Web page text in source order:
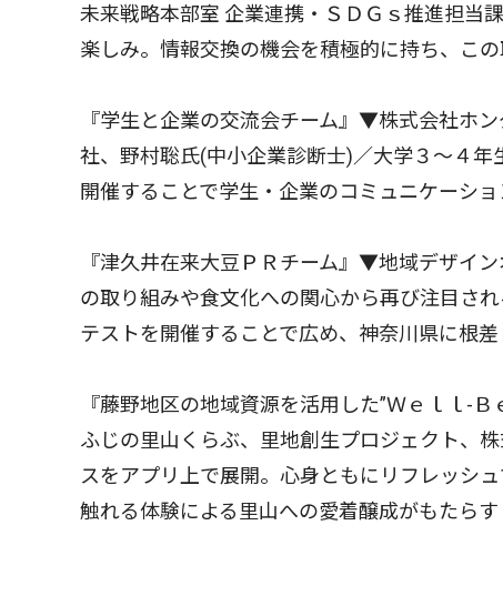
未来戦略本部室 企業連携・ＳＤＧｓ推進担当
楽しみ。情報交換の機会を積極的に持ち、こ
『学生と企業の交流会チーム』▼株式会社ホ
社、野村聡氏(中小企業診断士)／大学３〜４
開催することで学生・企業のコミュニケーショ
『津久井在来大豆ＰＲチーム』▼地域デザイ
の取り組みや食文化への関心から再び注目さ
テストを開催することで広め、神奈川県に根
『藤野地区の地域資源を活用した”Ｗｅｌｌ-
ふじの里山くらぶ、里地創生プロジェクト、
スをアプリ上で展開。心身ともにリフレッシ
触れる体験による里山への愛着醸成がもたら